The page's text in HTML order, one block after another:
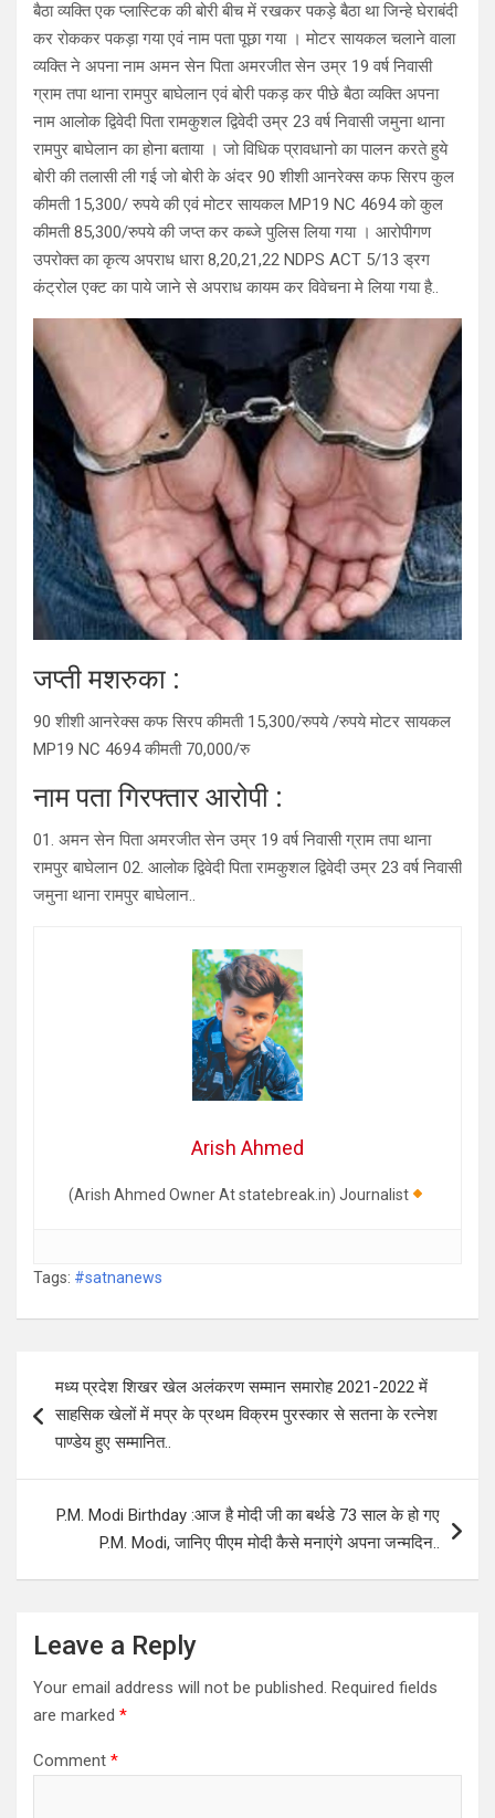
बैठा व्यक्ति एक प्लास्टिक की बोरी बीच में रखकर पकड़े बैठा था जिन्हे घेराबंदी
कर रोककर पकड़ा गया एवं नाम पता पूछा गया । मोटर सायकल चलाने वाला
व्यक्ति ने अपना नाम अमन सेन पिता अमरजीत सेन उम्र 19 वर्ष निवासी
ग्राम तपा थाना रामपुर बाघेलान एवं बोरी पकड़ कर पीछे बैठा व्यक्ति अपना
नाम आलोक द्विवेदी पिता रामकुशल द्विवेदी उम्र 23 वर्ष निवासी जमुना थाना
रामपुर बाघेलान का होना बताया । जो विधिक प्रावधानो का पालन करते हुये
बोरी की तलासी ली गई जो बोरी के अंदर 90 शीशी आनरेक्स कफ सिरप कुल
कीमती 15,300/ रुपये की एवं मोटर सायकल MP19 NC 4694 को कुल
कीमती 85,300/रुपये की जप्त कर कब्जे पुलिस लिया गया । आरोपीगण
उपरोक्त का कृत्य अपराध धारा 8,20,21,22 NDPS ACT 5/13 ड्रग
कंट्रोल एक्ट का पाये जाने से अपराध कायम कर विवेचना मे लिया गया है..
जप्ती मशरुका :
90 शीशी आनरेक्स कफ सिरप कीमती 15,300/रुपये /रुपये मोटर सायकल
MP19 NC 4694 कीमती 70,000/रु
नाम पता गिरफ्तार आरोपी :
01. अमन सेन पिता अमरजीत सेन उम्र 19 वर्ष निवासी ग्राम तपा थाना
रामपुर बाघेलान 02. आलोक द्विवेदी पिता रामकुशल द्विवेदी उम्र 23 वर्ष निवासी
जमुना थाना रामपुर बाघेलान..
Arish Ahmed
(Arish Ahmed Owner At statebreak.in) Journalist
Tags: #satnanews
navigation
मध्य प्रदेश शिखर खेल अलंकरण सम्मान समारोह 2021-2022 में
साहसिक खेलों में मप्र के प्रथम विक्रम पुरस्कार से सतना के रत्नेश
पाण्डेय हुए सम्मानित..
P.M. Modi Birthday :आज है मोदी जी का बर्थडे 73 साल के हो गए
P.M. Modi, जानिए पीएम मोदी कैसे मनाएंगे अपना जन्मदिन..
Leave a Reply
Your email address will not be published. Required fields
are marked *
Comment *